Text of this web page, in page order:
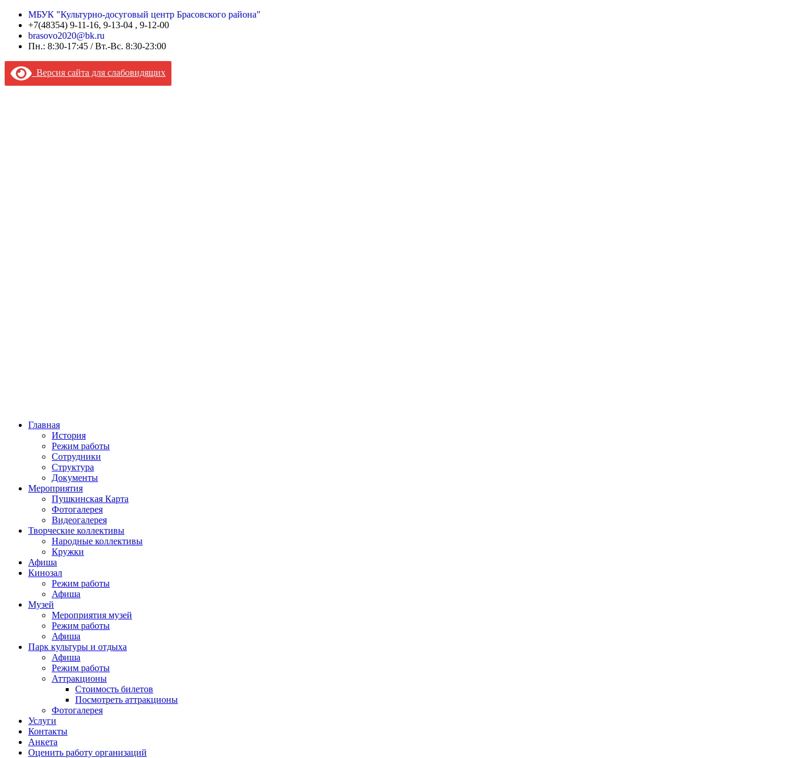
МБУК "Культурно-досуговый центр Брасовского района"
+7(48354) 9-11-16, 9-13-04 , 9-12-00
brasovo2020@bk.ru
Пн.: 8:30-17:45 / Вт.-Вс. 8:30-23:00
Версия сайта для слабовидящих
Главная
История
Режим работы
Сотрудники
Структура
Документы
Мероприятия
Пушкинская Карта
Фотогалерея
Видеогалерея
Творческие коллективы
Народные коллективы
Кружки
Афиша
Кинозал
Режим работы
Афиша
Музей
Мероприятия музей
Режим работы
Афиша
Парк культуры и отдыха
Афиша
Режим работы
Аттракционы
Стоимость билетов
Посмотреть аттракционы
Фотогалерея
Услуги
Контакты
Анкета
Оценить работу организаций